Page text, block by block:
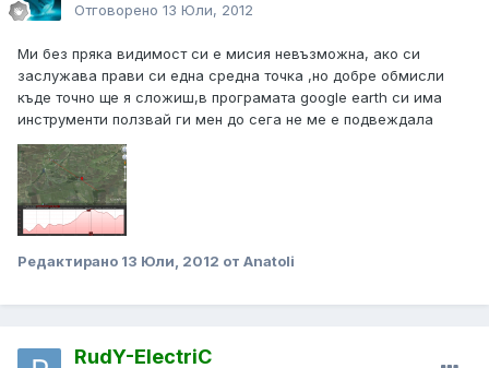
Отговорено 13 Юли, 2012
Ми без пряка видимост си е мисия невъзможна, ако си
заслужава прави си една средна точка ,но добре обмисли
къде точно ще я сложиш,в програмата google earth си има
инструменти ползвай ги мен до сега не ме е подвеждала
Редактирано 13 Юли, 2012 от Anatoli
RudY-ElectriC